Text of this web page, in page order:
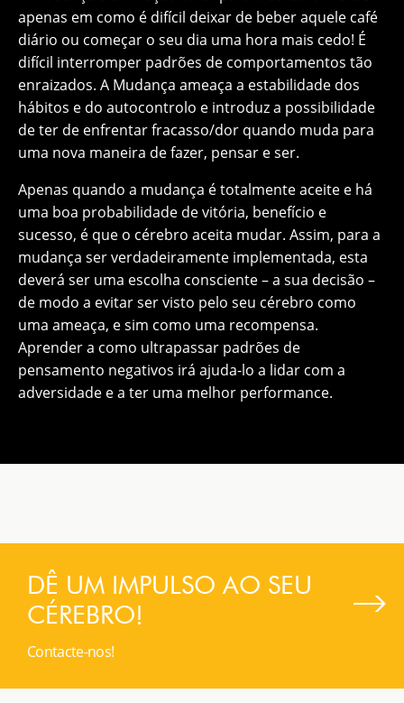
apenas em como é difícil deixar de beber aquele café
diário ou começar o seu dia uma hora mais cedo! É
difícil interromper padrões de comportamentos tão
enraizados. A Mudança ameaça a estabilidade dos
hábitos e do autocontrolo e introduz a possibilidade
de ter de enfrentar fracasso/dor quando muda para
uma nova maneira de fazer, pensar e ser.
Apenas quando a mudança é totalmente aceite e há
uma boa probabilidade de vitória, benefício e
sucesso, é que o cérebro aceita mudar. Assim, para a
mudança ser verdadeiramente implementada, esta
deverá ser uma escolha consciente – a sua decisão –
de modo a evitar ser visto pelo seu cérebro como
uma ameaça, e sim como uma recompensa.
Aprender a como ultrapassar padrões de
pensamento negativos irá ajuda-lo a lidar com a
adversidade e a ter uma melhor performance.
DÊ UM IMPULSO AO SEU
CÉREBRO!
Contacte-nos!